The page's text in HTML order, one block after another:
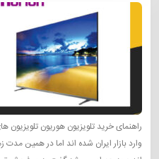
راهنمای خرید تلویزیون هوریون
وارد بازار ایران شده اند اما در همین مدت